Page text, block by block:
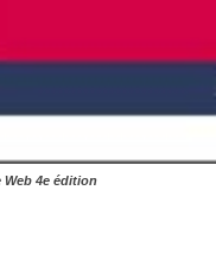
4e édition